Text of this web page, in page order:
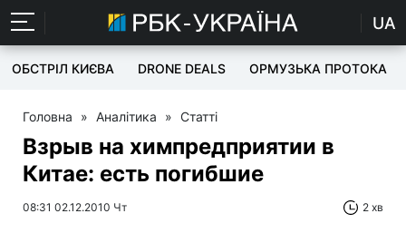
UA
ОБСТРІЛ КИЄВА DRONE DEALS ОРМУЗЬКА ПРОТОКА
Головна » Аналітика » Статті
Взрыв на химпредприятии в
Китае: есть погибшие
08:31 02.12.2010 Чт 2 хв